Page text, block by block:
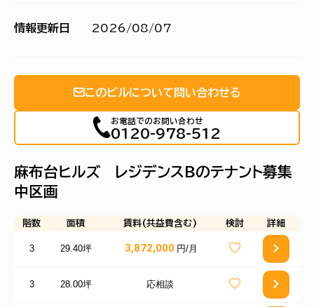
情報更新日 2026/08/07
このビルについて問い合わせる
お電話でのお問い合わせ
0120-978-512
麻布台ヒルズ レジデンスＢのテナント募集
中区画
階数 面積 賃料(共益費含む) 検討 詳細
3 29.40坪 3,872,000 円/月
3 28.00坪 応相談